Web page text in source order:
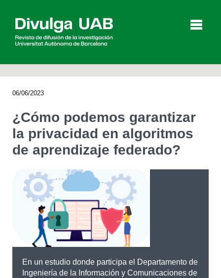
Agenda
English Català
BUSCAR
06/06/2023
¿Cómo podemos garantizar
la privacidad en algoritmos
de aprendizaje federado?
En un estudio donde participa el Departamento de
Ingeniería de la Información y Comunicaciones de